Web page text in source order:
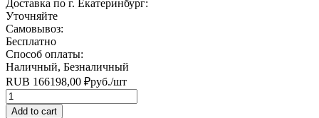
Доставка по г. Екатеринбург:
Уточняйте
Самовывоз:
Бесплатно
Способ оплаты:
Наличный, Безналичный
RUB 166198,00 ₽руб./шт
Quantity
Add to cart